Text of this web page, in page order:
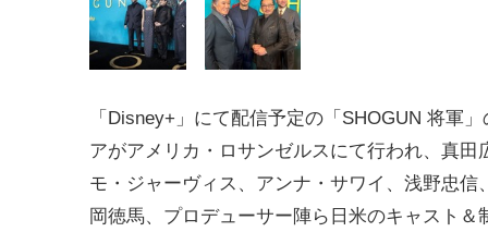
「Disney+」にて配信予定の「SHOGUN 将軍
アがアメリカ・ロサンゼルスにて行われ、真田
モ・ジャーヴィス、アンナ・サワイ、浅野忠信
岡徳馬、プロデューサー陣ら日米のキャスト＆